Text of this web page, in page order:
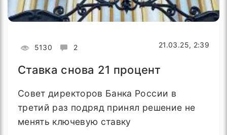
5130 2 21.03.25, 2:39
Ставка снова 21 процент
Совет директоров Банка России в
третий раз подряд принял решение не
менять ключевую ставку